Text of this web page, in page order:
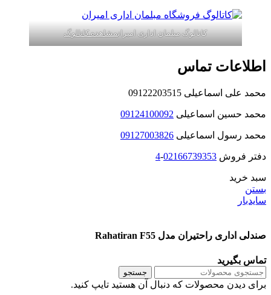
کاتالوگ مبلمان اداری امیرانمشاهده کاتالوگ
اطلاعات تماس
محمد علی اسماعیلی 09122203515
محمد حسین اسماعیلی 09124100092
محمد رسول اسماعیلی 09127003826
دفتر فروش 02166739353
-
4
سبد خرید
بستن
سایدبار
صندلی اداری راحتیران مدل Rahatiran F55
تماس بگیرید
جستجو
برای دیدن محصولات که دنبال آن هستید تایپ کنید.